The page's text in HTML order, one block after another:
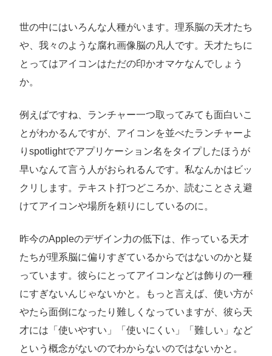
世の中にはいろんな人種がいます。理系脳の天才たち
や、我々のような腐れ画像脳の凡人です。天才たちに
とってはアイコンはただの印かオマケなんでしょう
か。
例えばですね、ランチャー一つ取ってみても面白いこ
とがわかるんですが、アイコンを並べたランチャーよ
りspotlightでアプリケーション名をタイプしたほうが
早いなんて言う人がおられるんです。私なんかはビッ
クリします。テキスト打つどころか、読むことさえ避
けてアイコンや場所を頼りにしているのに。
昨今のAppleのデザイン力の低下は、作っている天才
たちが理系脳に偏りすぎているからではないのかと疑
っています。彼らにとってアイコンなどは飾りの一種
にすぎないんじゃないかと。もっと言えば、使い方が
やたら面倒になったり難しくなっていますが、彼ら天
才には「使いやすい」「使いにくい」「難しい」など
という概念がないのでわからないのではないかと。